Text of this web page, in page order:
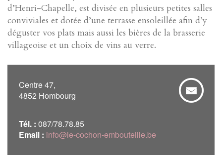
d’Henri-Chapelle, est divisée en plusieurs petites salles
conviviales et dotée d’une terrasse ensoleillée afin d’y
déguster vos plats mais aussi les bières de la brasserie
villageoise et un choix de vins au verre.
Centre 47,
4852 Hombourg
Tél. : 087/78.78.85
Email : info@le-cochon-embouteille.be